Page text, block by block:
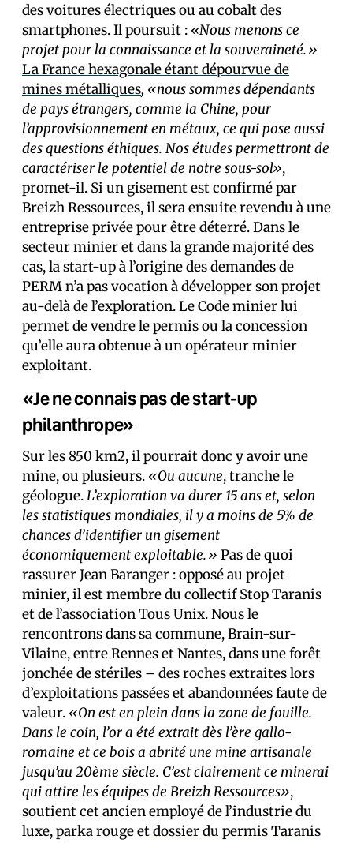
des voitures électriques ou au cobalt des
smartphones. Il poursuit : «Nous menons ce
projet pour la connaissance et la souveraineté.»
La France hexagonale étant dépourvue de
mines métalliques, «nous sommes dépendants
de pays étrangers, comme la Chine, pour
l’approvisionnement en métaux, ce qui pose aussi
des questions éthiques. Nos études permettront de
caractériser le potentiel de notre sous-sol»,
promet-il. Si un gisement est confirmé par
Breizh Ressources, il sera ensuite revendu à une
entreprise privée pour être déterré. Dans le
secteur minier et dans la grande majorité des
cas, la start-up à l’origine des demandes de
PERM n’a pas vocation à développer son projet
au-delà de l’exploration. Le Code minier lui
permet de vendre le permis ou la concession
qu’elle aura obtenue à un opérateur minier
exploitant.
«Je ne connais pas de start-up
philanthrope»
Sur les 850 km2, il pourrait donc y avoir une
mine, ou plusieurs. «Ou aucune, tranche le
géologue.L’exploration va durer 15 ans et, selon
les statistiques mondiales, il y a moins de 5% de
chances d’identifier un gisement
économiquement exploitable.» Pas de quoi
rassurer Jean Baranger : opposé au projet
minier, il est membre du collectif Stop Taranis
et de l’association Tous Unix. Nous le
rencontrons dans sa commune, Brain-sur-
Vilaine, entre Rennes et Nantes, dans une forêt
jonchée de stériles – des roches extraites lors
d’exploitations passées et abandonnées faute de
valeur. «On est en plein dans la zone de fouille.
Dans le coin, l’or a été extrait dès l’ère gallo-
romaine et ce bois a abrité une mine artisanale
jusqu’au 20ème siècle. C’est clairement ce minerai
qui attire les équipes de Breizh Ressources»,
soutient cet ancien employé de l’industrie du
luxe, parka rouge etdossier du permis Taranis